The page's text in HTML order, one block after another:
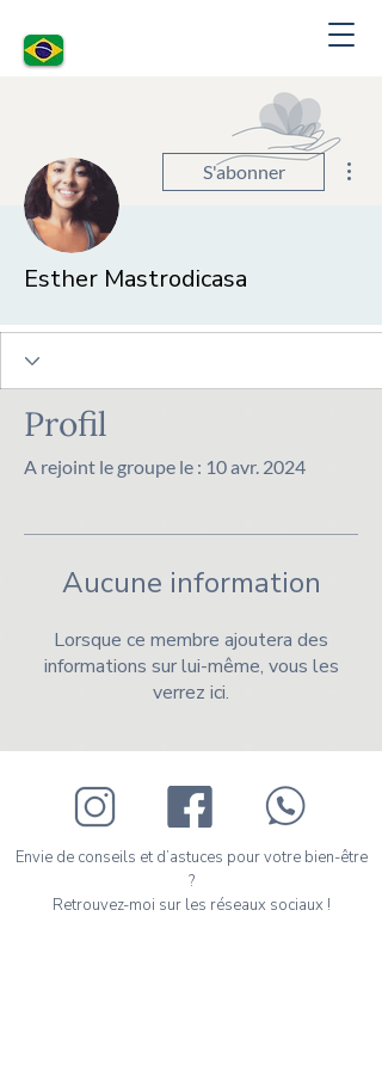
S'abonner
Esther Mastrodicasa
Profil
A rejoint le groupe le : 10 avr. 2024
Aucune information
Lorsque ce membre ajoutera des
informations sur lui-même, vous les
verrez ici.
Envie de conseils et d’astuces pour votre bien-être
?
Retrouvez-moi sur les réseaux sociaux !